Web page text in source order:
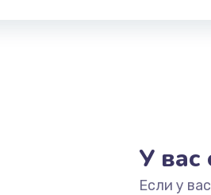
У вас
Если у